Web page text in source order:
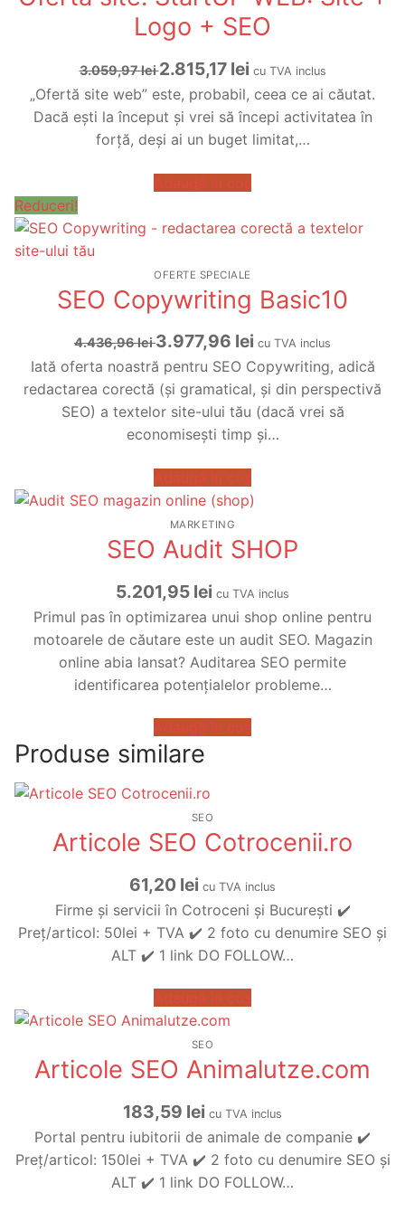
Logo + SEO
3.059,97leiPrețul
inițial
a
fost:
2.815,17 lei Prețul
curent
este:
2.815,17 lei.
cu TVA inclus
„Ofertă site web” este, probabil, ceea ce ai căutat.
Dacă ești la început și vrei să începi activitatea în
forță, deși ai un buget limitat,…
Adaugă în coș
Reduceri!
OFERTE SPECIALE
SEO Copywriting Basic10
4.436,96lei Prețul
inițial
a
fost:
4.436,96 lei.
3.977,96 lei Prețul
curent
este:
3.977,96 lei.
cu TVA inclus
Iată oferta noastră pentru SEO Copywriting, adică
redactarea corectă (și gramatical, și din perspectivă
SEO) a textelor site-ului tău (dacă vrei să
economisești timp și…
Adaugă în coș
MARKETING
SEO Audit SHOP
5.201,95 lei cu TVA inclus
Primul pas în optimizarea unui shop online pentru
motoarele de căutare este un audit SEO. Magazin
online abia lansat? Auditarea SEO permite
identificarea potențialelor probleme…
Adaugă în coș
Produse similare
SEO
Articole SEO Cotrocenii.ro
61,20 lei cu TVA inclus
Firme și servicii în Cotroceni și București​​ ✔️
Preț/articol: 50lei + TVA ✔️ 2 foto cu denumire SEO și
ALT ✔️ 1 link DO FOLLOW…
Adaugă în coș
SEO
Articole SEO Animalutze.com
183,59 lei cu TVA inclus
Portal pentru iubitorii de animale de companie ✔️
Preț/articol: 150lei + TVA ✔️ 2 foto cu denumire SEO și
ALT ✔️ 1 link DO FOLLOW…